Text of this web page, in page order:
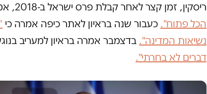
ריסקין, זמן קצר לאחר קבלת פרס ישראל ב-2018, אמרה כי היא
הכל פתוח". כעבור שנה בראיון לאתר כיפה אמרה כי
נשיאות המדינה". בדצמבר אמרה בראיון למעריב
דברים לא בחרתי".